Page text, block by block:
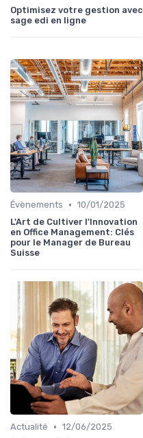
Optimisez votre gestion avec
sage edi en ligne
Évènements • 10/01/2025
L'Art de Cultiver l'Innovation
en Office Management: Clés
pour le Manager de Bureau
Suisse
Actualité • 12/06/2025